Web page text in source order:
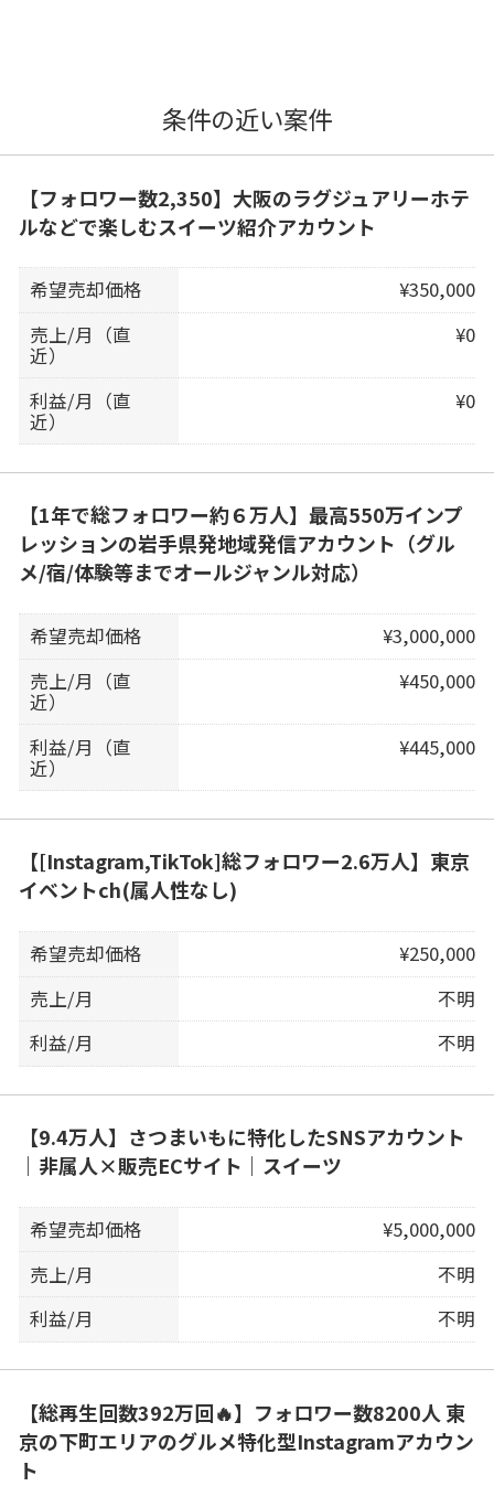
条件の近い案件
【フォロワー数2,350】大阪のラグジュアリーホテ
ルなどで楽しむスイーツ紹介アカウント
希望売却価格
¥350,000
売上/月（直
近）
¥0
利益/月（直
近）
¥0
【1年で総フォロワー約６万人】最高550万インプ
レッションの岩手県発地域発信アカウント（グル
メ/宿/体験等までオールジャンル対応）
希望売却価格
¥3,000,000
売上/月（直
近）
¥450,000
利益/月（直
近）
¥445,000
【[Instagram,TikTok]総フォロワー2.6万人】東京
イベントch(属人性なし)
希望売却価格
¥250,000
売上/月
不明
利益/月
不明
【9.4万人】さつまいもに特化したSNSアカウント
｜非属人×販売ECサイト｜スイーツ
希望売却価格
¥5,000,000
売上/月
不明
利益/月
不明
【総再生回数392万回🔥】フォロワー数8200人 東
京の下町エリアのグルメ特化型Instagramアカウン
ト